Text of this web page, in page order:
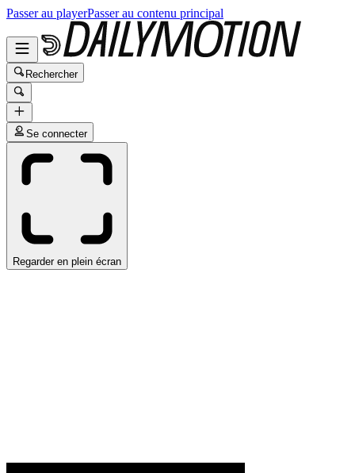
Passer au playerPasser au contenu principal
Rechercher
Se connecter
Regarder en plein écran